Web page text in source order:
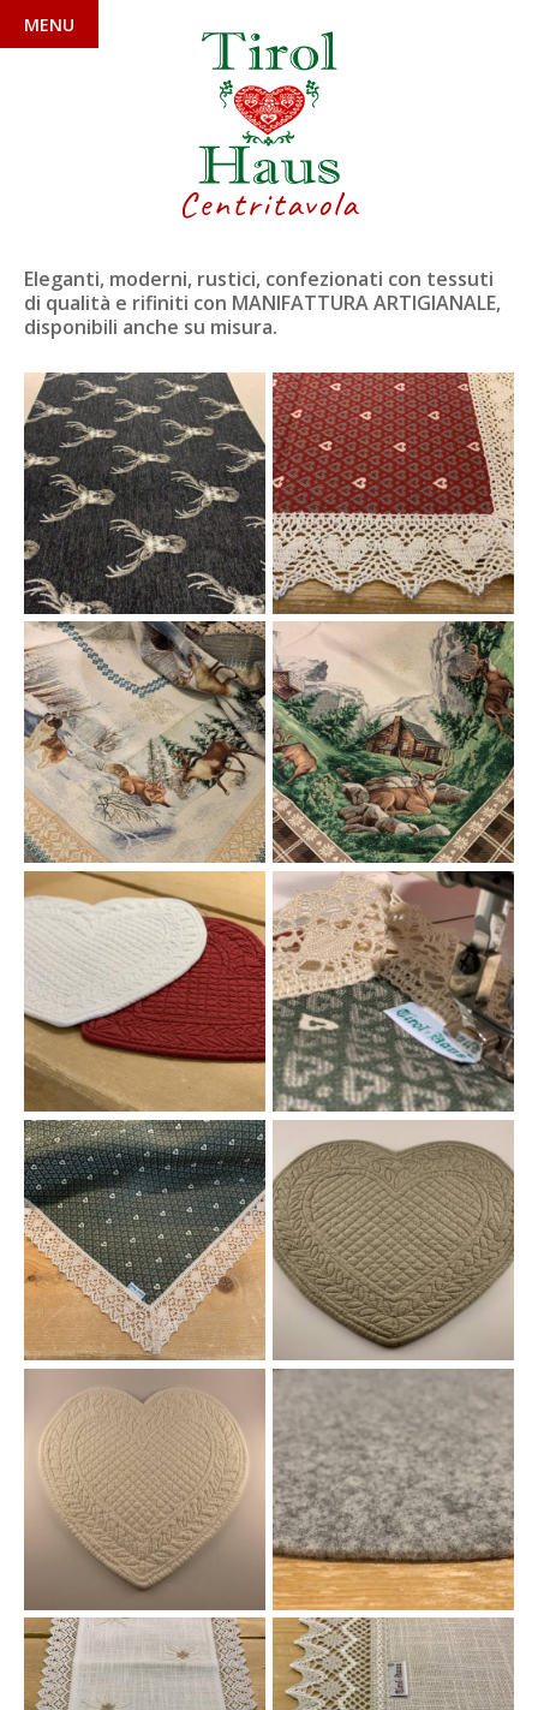
MENU
Centritavola
Eleganti, moderni, rustici, confezionati con tessuti
di qualità e rifiniti con MANIFATTURA ARTIGIANALE,
disponibili anche su misura.